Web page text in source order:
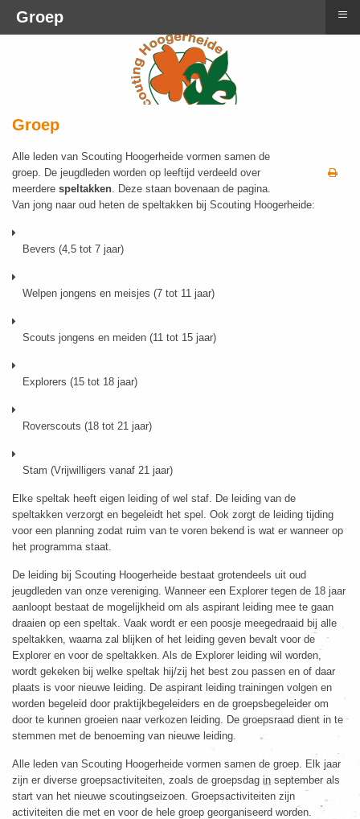
Groep
Alle leden van Scouting Hoogerheide vormen samen de
groep. De jeugdleden worden op leeftijd verdeeld over
meerdere speltakken. Deze staan bovenaan de pagina.
Van jong naar oud heten de speltakken bij Scouting Hoogerheide:
Bevers (4,5 tot 7 jaar)
Welpen jongens en meisjes (7 tot 11 jaar)
Scouts jongens en meiden (11 tot 15 jaar)
Explorers (15 tot 18 jaar)
Roverscouts (18 tot 21 jaar)
Stam (Vrijwilligers vanaf 21 jaar)
Elke speltak heeft eigen leiding of wel staf. De leiding van de
speltakken verzorgt en begeleidt het spel. Ook zorgt de leiding tijding
voor een planning zodat ruim van te voren bekend is wat er wanneer op
het programma staat.
De leiding bij Scouting Hoogerheide bestaat grotendeels uit oud
jeugdleden van onze vereniging. Wanneer een Explorer tegen de 18 jaar
aanloopt bestaat de mogelijkheid om als aspirant leiding mee te gaan
draaien op een speltak. Vaak wordt er een poosje meegedraaid bij alle
speltakken, waarna zal blijken of het leiding geven bevalt voor de
Explorer en voor de speltakken. Als de Explorer leiding wil worden,
wordt gekeken bij welke speltak hij/zij het best zou passen en of daar
plaats is voor nieuwe leiding. De aspirant leiding trainingen volgen en
worden begeleid door praktijkbegeleiders en de groepsbegeleider om
door te kunnen groeien naar verkozen leiding. De groepsraad dient in te
stemmen met de benoeming van nieuwe leiding.
Alle leden van Scouting Hoogerheide vormen samen de groep. Elk jaar
zijn er diverse groepsactiviteiten, zoals de groepsdag in september als
start van het nieuwe scoutingseizoen. Groepsactiviteiten zijn
activiteiten die met en voor de hele groep georganiseerd worden.
Groep ≡